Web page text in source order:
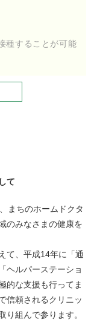
種することが可能
て
まちのホームドクタ
のみなさまの健康を
て、平成14年に「通
ヘルパーステーショ
的な支援も行ってま
信頼されるクリニッ
り組んで参ります。